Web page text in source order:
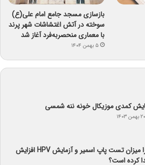
بازسازی مسجد جامع امام علی(ع)
سوخته در آتش اغتشاشات شهر پرند
با معماری منحصربه‌فرد آغاز شد
۵ بهمن ۱۴۰۴
کمدی موزیکال خونه ننه شمسی
۲۰ بهمن ۱۴۰۳
چرا میزان تست پاپ اسمیر و آزمایش HPV افزایش
کرده است؟